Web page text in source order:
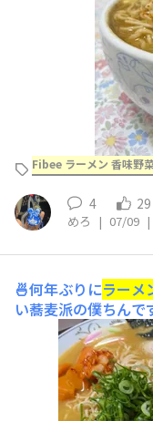
Fibee ラーメン 香味野
4 29
めろ | 07/09 |
🍜何年ぶりにラーメ
い蕎麦派の僕ちん
食べてみました🍜
ーでサラサラして
屋人の味覚の見解
とコジャレたアイ
葱🥒、キム